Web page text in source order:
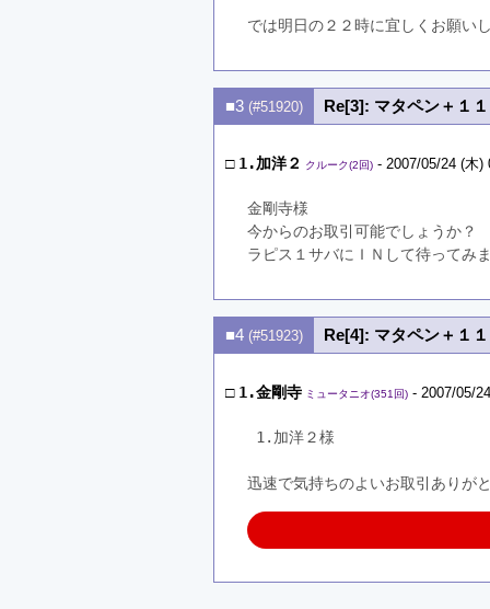
では明日の２２時に宜しくお願い
■3 (#51920) Re[3]: マタペン＋１１
□ 1.加洋２ クルーク(2回) - 2007/05/24 (木
金剛寺様
今からのお取引可能でしょうか？
ラピス１サバにＩＮして待ってみ
■4 (#51923) Re[4]: マタペン＋１１
□ 1.金剛寺 ミュータニオ(351回) - 2007/05/
1.加洋２様
迅速で気持ちのよいお取引ありが